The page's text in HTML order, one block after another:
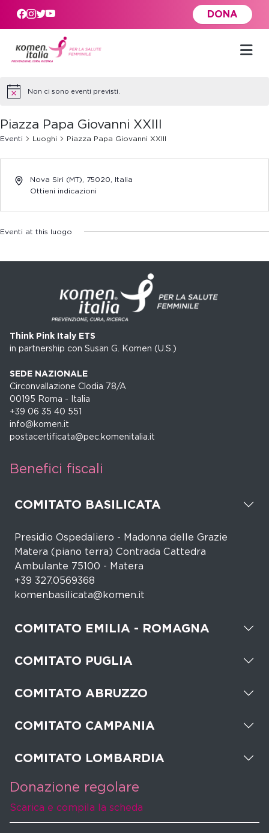
Skip to main content
DONA
Non ci sono eventi previsti.
Piazza Papa Giovanni XXIII
Eventi Luoghi Piazza Papa Giovanni XXIII
Nova Siri (MT), 75020, Italia
Ottieni indicazioni
Eventi at this luogo
Think Pink Italy ETS
in partnership con Susan G. Komen (U.S.)
SEDE NAZIONALE
Circonvallazione Clodia 78/A
00195 Roma - Italia
+39 06 35 40 551
info@komen.it
postacertificata@pec.komenitalia.it
Benefici fiscali
COMITATO BASILICATA
Presidio Ospedaliero - Madonna delle Grazie
Matera (piano terra) Contrada Cattedra
Ambulante 75100 - Matera
+39 327.0569368
komenbasilicata@komen.it
COMITATO EMILIA - ROMAGNA
COMITATO PUGLIA
COMITATO ABRUZZO
COMITATO CAMPANIA
COMITATO LOMBARDIA
Donazione regolare
Scarica e compila la scheda